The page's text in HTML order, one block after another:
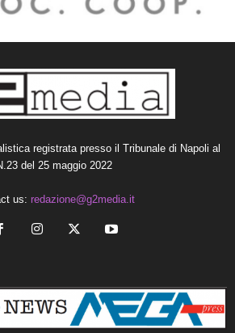
registrata presso il Tribunale di Napoli al
del 25 maggio 2022
us: redazione@g2media.it